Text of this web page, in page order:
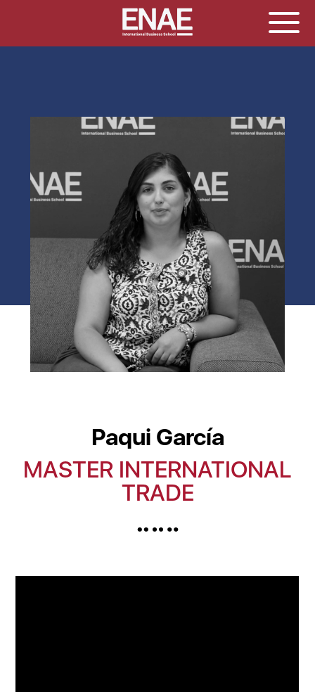
Paqui García
MASTER INTERNATIONAL
TRADE